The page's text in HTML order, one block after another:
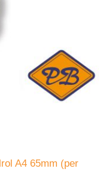
A4 65mm (per